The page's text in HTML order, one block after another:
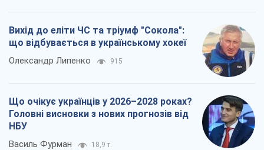
Вихід до еліти ЧС та тріумф "Сокола":
що відбувається в українському хокеї
Олександр Липенко 915
Що очікує українців у 2026–2028 роках?
Головні висновки з нових прогнозів від
НБУ
Василь Фурман 18,9 т.